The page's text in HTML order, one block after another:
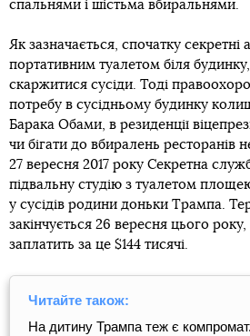
спальнями і шістьма вбиральнями.
Як зазначається, спочатку секретні
портативним туалетом біля
скаржитися сусіди. Тоді
потребу в сусідньому будинку
Барака Обами, в резиденції
чи бігати до вбиралень ресторанів
27 вересня 2017 року Секретна
підвальну студію з туалетом
у сусідів родини доньки Трампа.
закінчується 26 вересня цього
заплатить за це $144 тисячі.
Читайте також:
На дитину Трампа теж є